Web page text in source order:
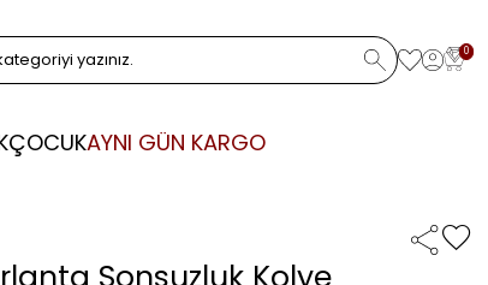
0
ÇOCUKAYNI GÜN KARGO